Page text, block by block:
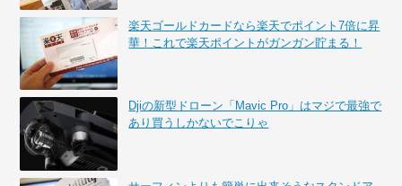
楽天ゴールドカードなら楽天でポイント7倍に昇
華！これで楽天ポイントがガンガン貯まる！
Djiの新型ドローン「Mavic Pro」はマジで最強で
あり買うしかないでこりゃ